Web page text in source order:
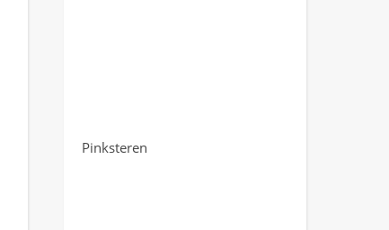
Pinksteren